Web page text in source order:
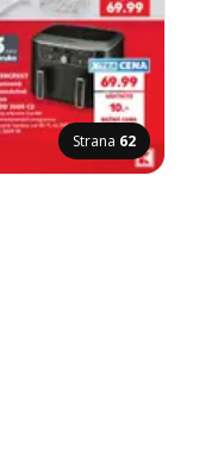
Strana 62